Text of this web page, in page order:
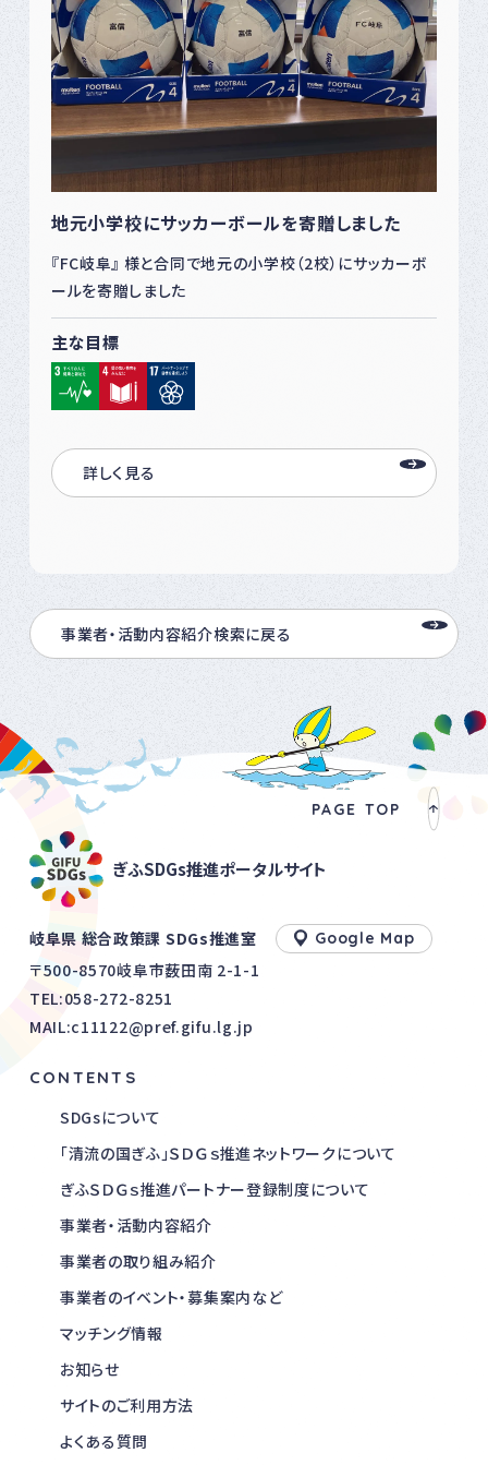
地元小学校にサッカーボールを寄贈しました
『FC岐阜』 様と合同で地元の小学校（2校）にサッカーボ
ールを寄贈しました
主な目標
詳しく見る
事業者・活動内容紹介検索に戻る
PAGE TOP
ぎふSDGs推進ポータルサイト
岐阜県 総合政策課 SDGs推進室 Google Map
〒500-8570岐阜市薮田南 2-1-1
TEL:058-272-8251
MAIL:c11122@pref.gifu.lg.jp
CONTENTS
SDGsについて
「清流の国ぎふ」ＳＤＧｓ推進ネットワークについて
ぎふＳＤＧｓ推進パートナー登録制度について
事業者・活動内容紹介
事業者の取り組み紹介
事業者のイベント・募集案内など
マッチング情報
お知らせ
サイトのご利用方法
よくある質問